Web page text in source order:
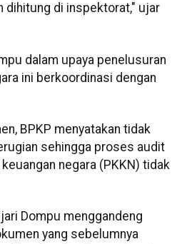
dihitung di inspektorat," ujar
dalam upaya penelusuran
ini berkoordinasi dengan
BPKP menyatakan tidak
sehingga proses audit
negara (PKKN) tidak
Dompu menggandeng
yang sebelumnya